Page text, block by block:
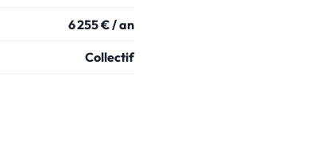
6 255 € / an
Collectif